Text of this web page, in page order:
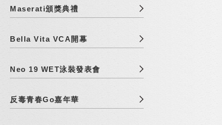
Maserati頒獎典禮
Bella Vita VCA開幕
Neo 19 WET泳裝發表會
反毒青春Go嘉年華